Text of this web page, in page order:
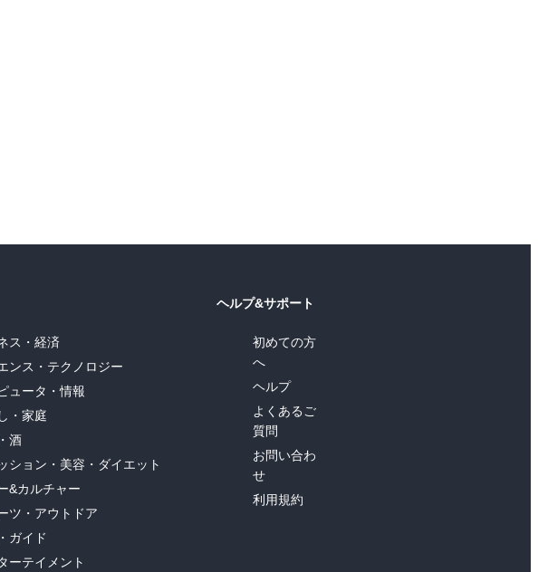
ス・経済
ンス・テクノロジー
ュータ・情報
・家庭
酒
ション・美容・ダイエット
&カルチャー
ツ・アウトドア
ガイド
ーテイメント
ヘルプ&サポート
初めての方
へ
ヘルプ
よくあるご
質問
お問い合わ
せ
利用規約